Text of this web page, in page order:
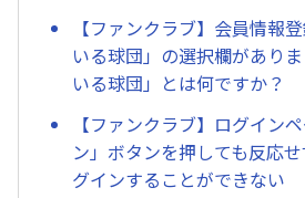
【ファンクラブ】会員情報
いる球団」の選択欄があり
いる球団」とは何ですか？
【ファンクラブ】ログイン
ン」ボタンを押しても反応
グインすることができない